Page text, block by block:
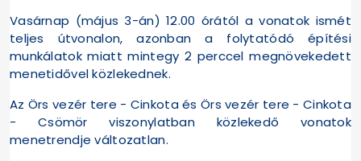
Vasárnap (május 3-án) 12.00 órától a vonatok ismét
teljes útvonalon, azonban a folytatódó építési
munkálatok miatt mintegy 2 perccel megnövekedett
menetidővel közlekednek.
Az Örs vezér tere - Cinkota és Örs vezér tere - Cinkota
- Csömör viszonylatban közlekedő vonatok
menetrendje változatlan.